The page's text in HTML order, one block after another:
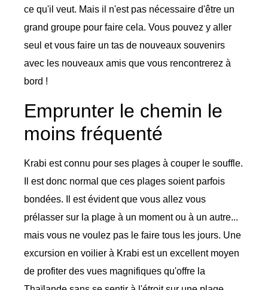
ce qu'il veut. Mais il n'est pas nécessaire d'être un
grand groupe pour faire cela. Vous pouvez y aller
seul et vous faire un tas de nouveaux souvenirs
avec les nouveaux amis que vous rencontrerez à
bord !
Emprunter le chemin le
moins fréquenté
Krabi est connu pour ses plages à couper le souffle.
Il est donc normal que ces plages soient parfois
bondées. Il est évident que vous allez vous
prélasser sur la plage à un moment ou à un autre...
mais vous ne voulez pas le faire tous les jours. Une
excursion en voilier à Krabi est un excellent moyen
de profiter des vues magnifiques qu'offre la